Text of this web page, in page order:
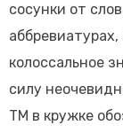
сосунки от
колоссальное
силу
ТМ в кружке